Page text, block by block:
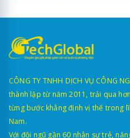
CÔNG TY TNHH DỊCH VỤ CÔNG
thành lập từ năm 2011, trải qua
từng bước khẳng định vị thế trong
Nam.
Với đội ngũ gần 60 nhân sự trẻ,